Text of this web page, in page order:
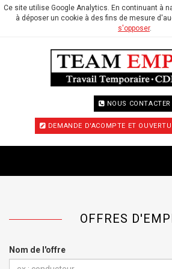
Ce site utilise Google Analytics. En continuant à
à déposer un cookie à des fins de mesure
s'opposer.
NOUS CONTACTER
DEMANDE D'ACOMPTE ET
OFFRES
Nom de l'offre